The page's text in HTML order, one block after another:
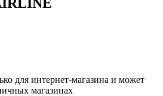
для интернет-магазина и может
магазинах